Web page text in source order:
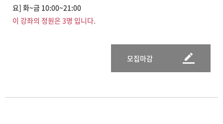
요] 화~금 10:00~21:00
이 강좌의 정원은 3명 입니다.
모집마감